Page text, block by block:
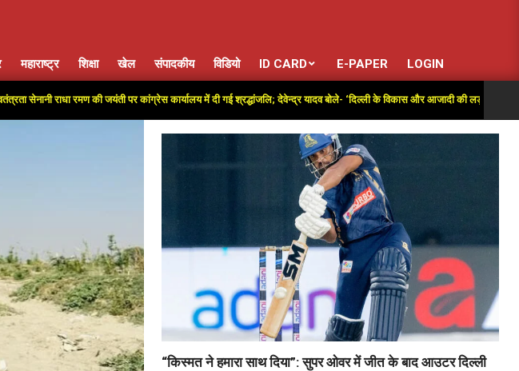
महाराष्ट्र शिक्षा खेल संपादकीय विडियो ID CARD E-PAPER LOGIN
राधा रमण की जयंती पर कांग्रेस कार्यालय में दी गई श्रद्धांजलि; देवेन्द्र यादव बोले- ‘दिल्ली के विकास और आजादी की लड़ाई में अतुलनीय योगदान’
“किस्मत ने हमारा साथ दिया”: सुपर ओवर में जीत के बाद आउटर दिल्ली